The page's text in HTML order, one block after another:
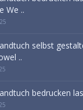
We ..
selbst
..
bedrucken